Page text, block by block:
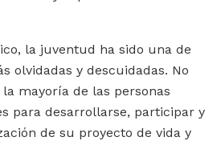
la juventud ha sido una de
olvidadas y descuidadas. No
mayoría de las personas
para desarrollarse, participar y
de su proyecto de vida y